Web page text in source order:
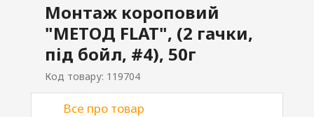
Монтаж короповий
"МЕТОД FLAT", (2 гачки,
під бойл, #4), 50г
Код товару: 119704
Все про товар